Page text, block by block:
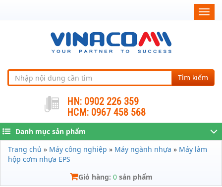
Tìm kiếm
HN: 0902 226 359
HCM: 0967 458 568
Danh mục sản phẩm
Trang chủ » Máy công nghiệp » Máy ngành nhựa » Máy làm
hộp cơm nhựa EPS
Giỏ hàng: 0sản phẩm